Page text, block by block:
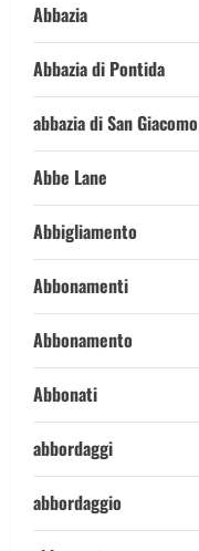
Abbazia
Abbazia di Pontida
abbazia di San Giacomo
Abbe Lane
Abbigliamento
Abbonamenti
Abbonamento
Abbonati
abbordaggi
abbordaggio